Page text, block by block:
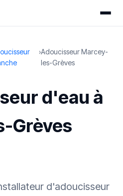
›Adoucisseur Marcey-
les-Grèves
d'eau à
Grèves
d'adoucisseur